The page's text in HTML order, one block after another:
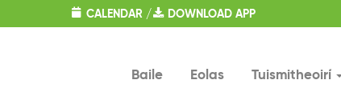
CALENDAR / DOWNLOAD APP
Baile Eolas Tuismitheoirí